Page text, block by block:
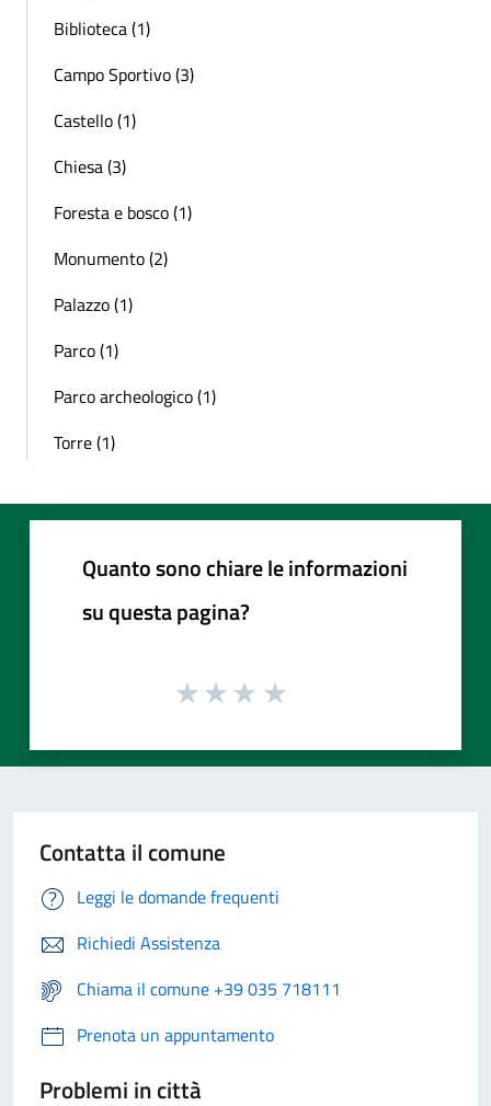
Biblioteca (1)
Campo Sportivo (3)
Castello (1)
Chiesa (3)
Foresta e bosco (1)
Monumento (2)
Palazzo (1)
Parco (1)
Parco archeologico (1)
Torre (1)
Quanto sono chiare le informazioni
su questa pagina?
Contatta il comune
Leggi le domande frequenti
Richiedi Assistenza
Chiama il comune +39 035 718111
Prenota un appuntamento
Problemi in città